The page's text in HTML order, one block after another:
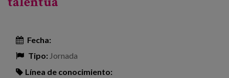
Fecha:
Tipo: Jornada
Línea de conocimiento: